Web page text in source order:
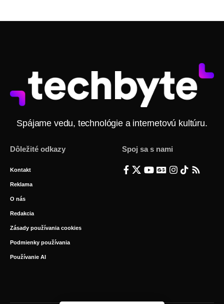
Spájame vedu, technológie a internetovú kultúru.
Dôležité odkazy
Kontakt
Reklama
O nás
Redakcia
Zásady používania cookies
Podmienky používania
Používanie AI
Spoj sa s nami